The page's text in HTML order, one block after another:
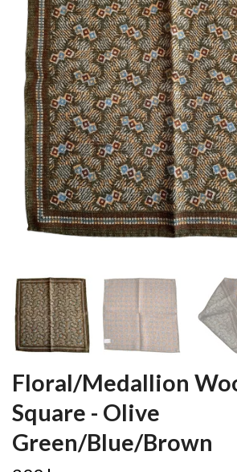
Floral/Medallion
Square - Olive
Green/Blue/Brown